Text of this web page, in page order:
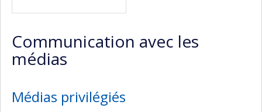
Communication avec les
médias
Médias privilégiés